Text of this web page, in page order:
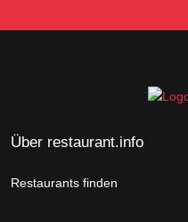
Über restaurant.info
Restaurants finden